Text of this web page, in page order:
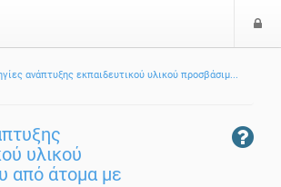
ανάπτυξης εκπαιδευτικού υλικού προσβάσιμ...
υλικού
από άτομα με